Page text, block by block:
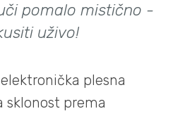
pomalo mistično -
uživo!
plesna
sklonost prema